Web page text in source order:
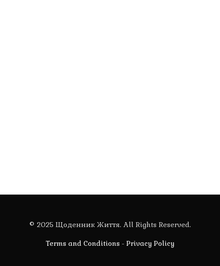
© 2025 Щоденник Життя. All Rights Reserved.
Terms and Conditions -Privacy Policy